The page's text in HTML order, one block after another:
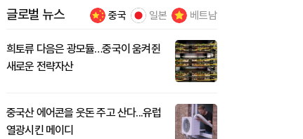
글로벌 뉴스 중국 일본 베트남
희토류 다음은 광모듈…중국이 움켜쥔
새로운 전략자산
중국산 에어콘을 웃돈 주고 산다...유럽
열광시킨 메이디